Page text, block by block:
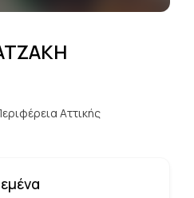
Αττικής